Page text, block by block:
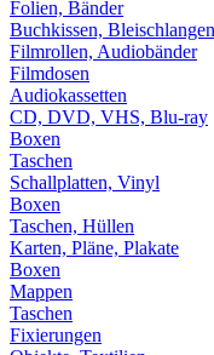
Folien, Bänder
Buchkissen,
Filmrollen, Audiobänder
Filmdosen
Audiokassetten
CD, DVD, VHS, Blu-ray
Boxen
Taschen
Schallplatten, Vinyl
Boxen
Taschen, Hüllen
Karten, Pläne, Plakate
Boxen
Mappen
Taschen
Fixierungen